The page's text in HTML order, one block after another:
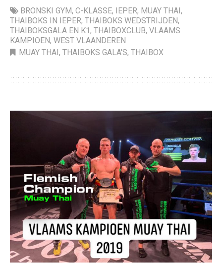
BRONSKI GYM, C-KLASSE, IEPER, MUAY THAI ,
THAIBOKS IN IEPER, THAIBOKS WEDSTRIJDEN,
THAIBOKSGALA EN K1 , THAIBOXCLUB, VLAAMS
KAMPIOEN, WEST VLAANDEREN
MUAY THAI , THAIBOKS GALA'S, THAIBOX